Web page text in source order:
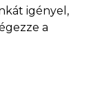
igényel,
a